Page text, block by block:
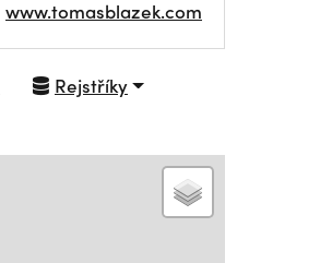
www.tomasblazek.com
Rejstříky